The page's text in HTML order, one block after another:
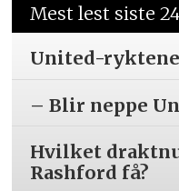
Mest lest siste
United-ryktene
– Blir neppe
Hvilket
Rashford få?